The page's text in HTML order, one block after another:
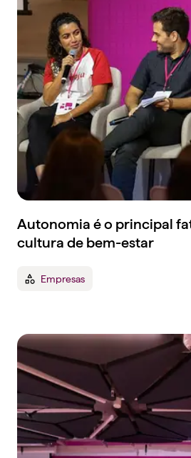
Autonomia é o principal
cultura de bem-estar
Empresas